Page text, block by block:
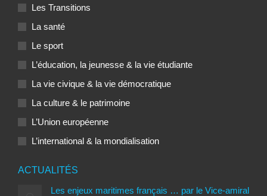
Les Transitions
La santé
Le sport
L’éducation, la jeunesse & la vie étudiante
La vie civique & la vie démocratique
La culture & le patrimoine
L’Union européenne
L’international & la mondialisation
ACTUALITÉS
Les enjeux maritimes français … par le Vice-amiral